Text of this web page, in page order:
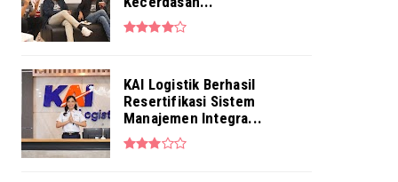
Aug 04, 2026
Pekerja BRI Region 6 Gelar
Pengajian Bersama
Aug 03, 2026
KAI Logistik Berhasil
Resertifikasi Sistem
Manajemen Integra...